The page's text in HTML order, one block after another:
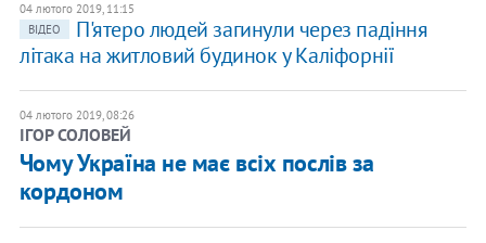
04 лютого 2019, 11:15
ВІДЕО
П'ятеро людей загинули через падіння
літака на житловий будинок у Каліфорнії
04 лютого 2019, 08:26
ІГОР СОЛОВЕЙ
Чому Україна не має всіх послів за
кордоном